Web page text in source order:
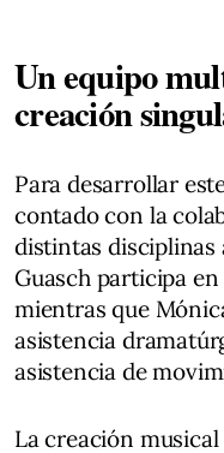
Un equipo
creación
Para desarrollar
contado con la
distintas disciplinas
Guasch participa
mientras que
asistencia
asistencia de
La creación